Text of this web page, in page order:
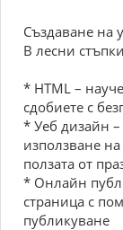
Създаване на
В лесни стъпки
* HTML –
сдобиете с
* Уеб дизайн –
използване
ползата от
* Онлайн
страница с
публикуване